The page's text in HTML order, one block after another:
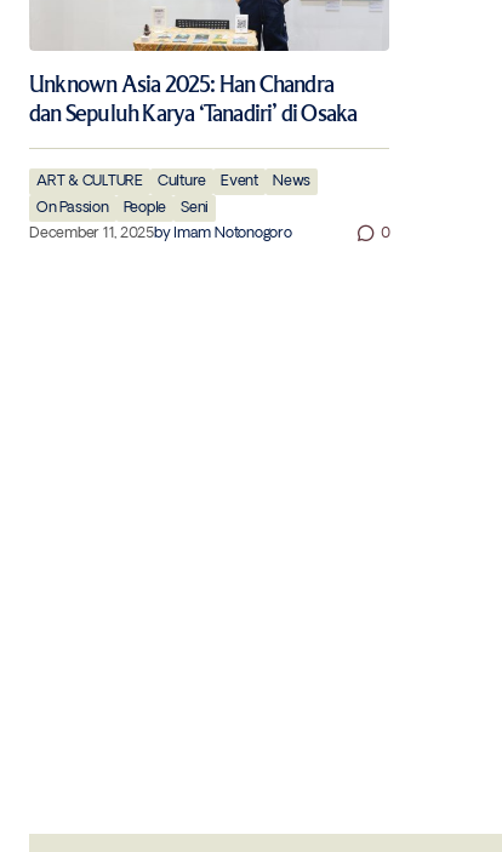
Unknown Asia 2025: Han Chandra
dan Sepuluh Karya ‘Tanadiri’ di Osaka
ART & CULTURE Culture Event
News
On Passion
People
Seni
December 11, 2025byImam Notonogoro 0